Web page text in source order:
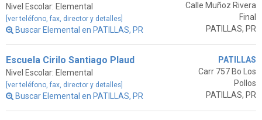
Nivel Escolar: Elemental
[ver teléfono, fax, director y detalles]
Buscar Elemental en PATILLAS, PR
Calle Muñoz Rivera
Final
PATILLAS, PR
Escuela Cirilo Santiago Plaud
Nivel Escolar: Elemental
[ver teléfono, fax, director y detalles]
Buscar Elemental en PATILLAS, PR
PATILLAS
Carr 757 Bo Los
Pollos
PATILLAS, PR